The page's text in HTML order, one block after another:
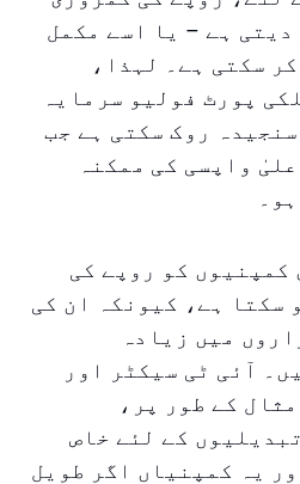
ہے – یا اسے مکمل
سکتی ہے۔ لہذا،
پورٹ فولیو سرمایہ
روک سکتی ہے جب
واپسی کی ممکنہ
کمپنیوں کو روپے کی
سکتا ہے، کیونکہ ان کی
میں زیادہ
آئی ٹی سیکٹر اور
کے طور پر،
کے لئے خاص
یہ کمپنیاں اگر طویل